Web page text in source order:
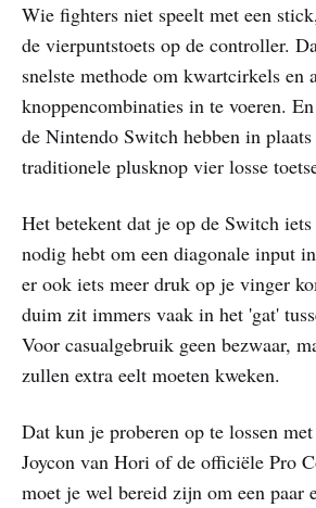
Wie fighters niet speelt met een
de vierpuntstoets op de controller.
snelste methode om kwartcirkels en
knoppencombinaties in te voeren.
de Nintendo Switch hebben in plaats
traditionele plusknop vier losse
Het betekent dat je op de Switch
nodig hebt om een diagonale input
er ook iets meer druk op je vinger
duim zit immers vaak in het 'gat'
Voor casualgebruik geen bezwaar,
zullen extra eelt moeten kweken.
Dat kun je proberen op te lossen
Joycon van Hori of de officiële Pro
moet je wel bereid zijn om een paar